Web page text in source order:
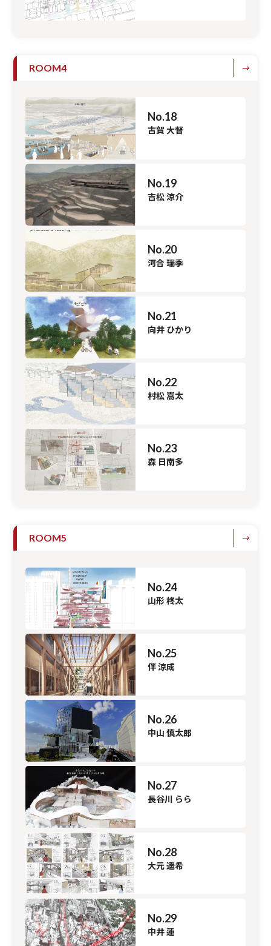
ROOM4
No.18
古賀 大督
No.19
吉松 涼介
No.20
河合 瑞季
No.21
向井 ひかり
No.22
村松 嵩太
No.23
森 日南多
ROOM5
No.24
山形 柊太
No.25
伴 涼成
No.26
中山 慎太郎
No.27
長谷川 らら
No.28
大元 遥希
No.29
中井 蓮